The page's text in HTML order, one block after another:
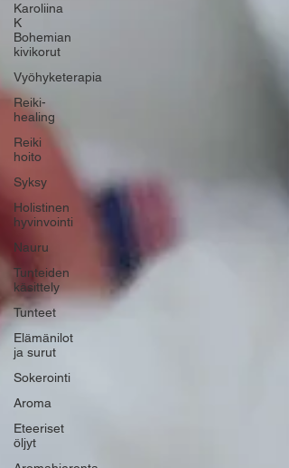
Karoliina
K
Bohemian
kivikorut
Vyöhyketerapia
Reiki-
healing
Reiki
hoito
Syksy
Holistinen
hyvinvointi
Nauru
Tunteiden
käsittely
Tunteet
Elämänilot
ja surut
Sokerointi
Aroma
Eteeriset
öljyt